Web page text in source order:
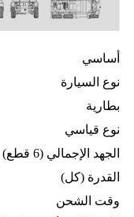
أساسي
نوع السيارة
بطارية
نوع قياسي
الجهد الإجمالي (6 قطع)
القدرة (كل)
وقت الشحن